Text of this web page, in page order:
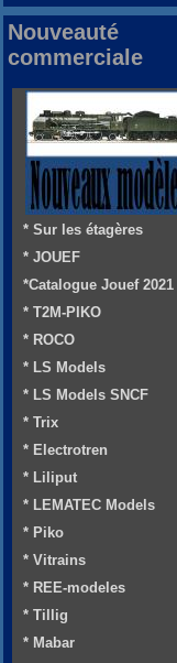
Nouveauté
commerciale
* Sur les étagères
* JOUEF
*Catalogue Jouef 2021
* T2M-PIKO
* ROCO
* LS Models
* LS Models SNCF
* Trix
* Electrotren
* Liliput
* LEMATEC Models
* Piko
* Vitrains
* REE-modeles
* Tillig
* Mabar